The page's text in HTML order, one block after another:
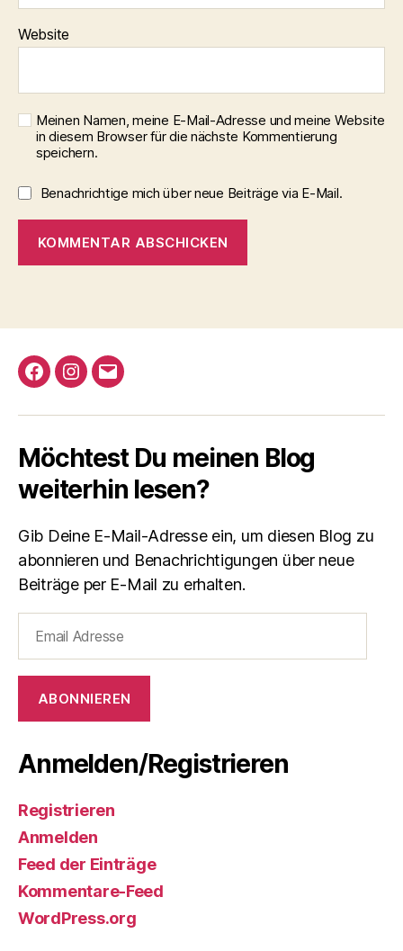
Website
Meinen Namen, meine E-Mail-Adresse und meine Website
in diesem Browser für die nächste Kommentierung
speichern.
Benachrichtige mich über neue Beiträge via E-Mail.
t
r
n
t
v
e
:
Facebook
Instagram
Email
Möchtest Du meinen Blog
weiterhin lesen?
Gib Deine E-Mail-Adresse ein, um diesen Blog zu
abonnieren und Benachrichtigungen über neue
Beiträge per E-Mail zu erhalten.
Adresse
ABONNIEREN
Anmelden/Registrieren
Registrieren
Anmelden
Feed der Einträge
Kommentare-Feed
WordPress.org